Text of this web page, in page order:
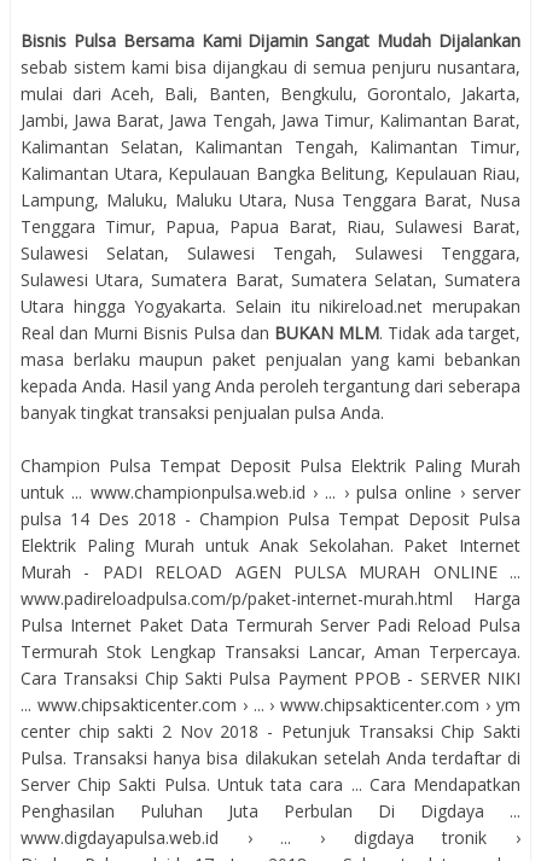
Bisnis Pulsa Bersama Kami Dijamin Sangat Mudah Dijalankan
sebab sistem kami bisa dijangkau di semua penjuru nusantara,
mulai dari Aceh, Bali, Banten, Bengkulu, Gorontalo, Jakarta,
Jambi, Jawa Barat, Jawa Tengah, Jawa Timur, Kalimantan Barat,
Kalimantan Selatan, Kalimantan Tengah, Kalimantan Timur,
Kalimantan Utara, Kepulauan Bangka Belitung, Kepulauan Riau,
Lampung, Maluku, Maluku Utara, Nusa Tenggara Barat, Nusa
Tenggara Timur, Papua, Papua Barat, Riau, Sulawesi Barat,
Sulawesi Selatan, Sulawesi Tengah, Sulawesi Tenggara,
Sulawesi Utara, Sumatera Barat, Sumatera Selatan, Sumatera
Utara hingga Yogyakarta. Selain itu nikireload.net merupakan
Real dan Murni Bisnis Pulsa dan BUKAN MLM. Tidak ada target,
masa berlaku maupun paket penjualan yang kami bebankan
kepada Anda. Hasil yang Anda peroleh tergantung dari seberapa
banyak tingkat transaksi penjualan pulsa Anda.
Champion Pulsa Tempat Deposit Pulsa Elektrik Paling Murah
untuk ... www.championpulsa.web.id › ... › pulsa online › server
pulsa 14 Des 2018 - Champion Pulsa Tempat Deposit Pulsa
Elektrik Paling Murah untuk Anak Sekolahan. Paket Internet
Murah - PADI RELOAD AGEN PULSA MURAH ONLINE ...
www.padireloadpulsa.com/p/paket-internet-murah.html Harga
Pulsa Internet Paket Data Termurah Server Padi Reload Pulsa
Termurah Stok Lengkap Transaksi Lancar, Aman Terpercaya.
Cara Transaksi Chip Sakti Pulsa Payment PPOB - SERVER NIKI
... www.chipsakticenter.com › ... › www.chipsakticenter.com › ym
center chip sakti 2 Nov 2018 - Petunjuk Transaksi Chip Sakti
Pulsa. Transaksi hanya bisa dilakukan setelah Anda terdaftar di
Server Chip Sakti Pulsa. Untuk tata cara ... Cara Mendapatkan
Penghasilan Puluhan Juta Perbulan Di Digdaya ...
www.digdayapulsa.web.id › ... › digdaya tronik ›